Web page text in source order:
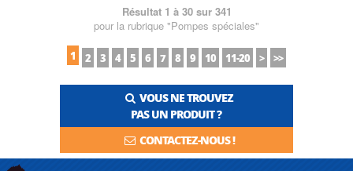
Résultat 1 à 30 sur 341
pour la rubrique "Pompes spéciales"
1
2 3 4 5 6 7 8 9 10 11-20 > >>
VOUS NE TROUVEZ
PAS UN PRODUIT ?
CONTACTEZ-NOUS !